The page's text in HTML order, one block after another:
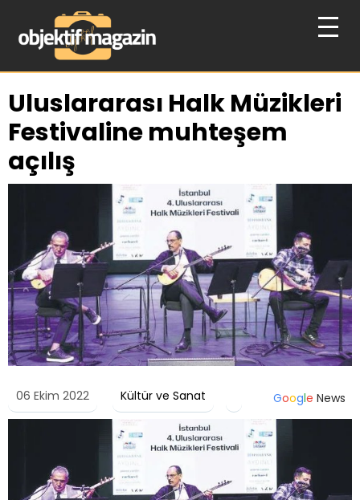
Uluslararası Halk Müzikleri
Festivaline muhteşem
açılış
06 Ekim 2022 Kültür ve Sanat Google News